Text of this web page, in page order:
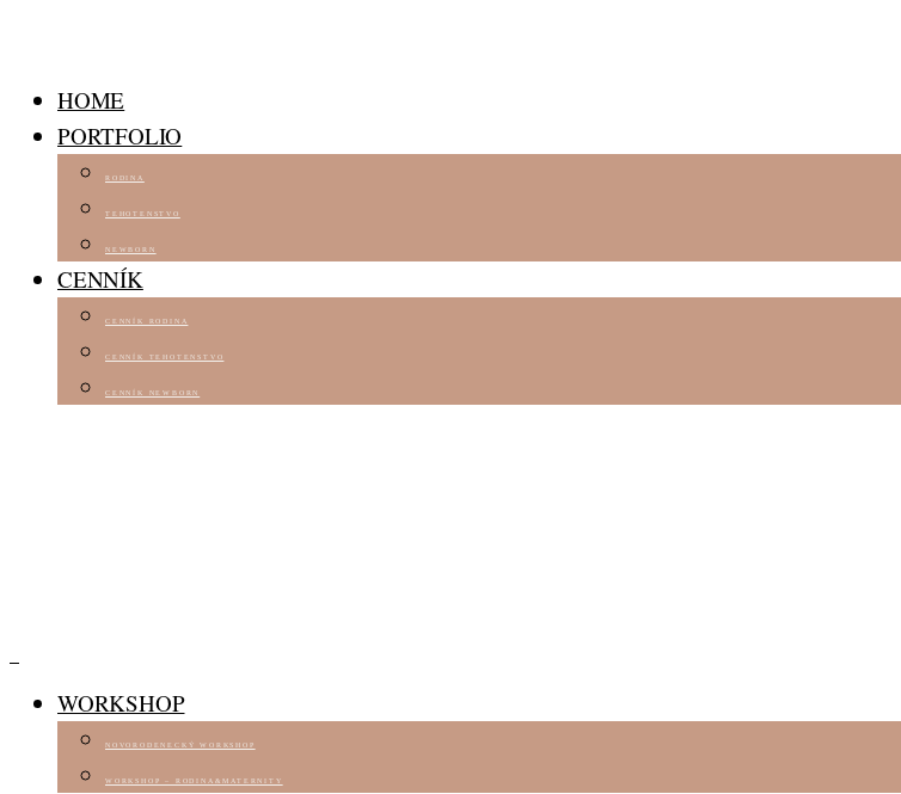
HOME
PORTFOLIO
RODINA
TEHOTENSTVO
NEWBORN
CENNÍK
CENNÍK RODINA
CENNÍK TEHOTENSTVO
CENNÍK NEWBORN
WORKSHOP
NOVORODENECKÝ WORKSHOP
WORKSHOP – RODINA&MATERNITY